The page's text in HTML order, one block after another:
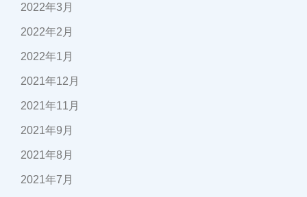
2022年3月
2022年2月
2022年1月
2021年12月
2021年11月
2021年9月
2021年8月
2021年7月